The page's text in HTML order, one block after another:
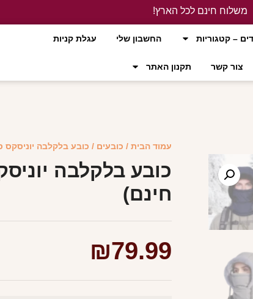
משלוח חינם לכל הארץ!
– קטגוריות החשבון שלי עגלת קניות
צור קשר תקנון האתר
עמוד הבית / כובעים / כובע בלקלבה יוניסקס
כובע בלקלבה
חינם)
₪79.99